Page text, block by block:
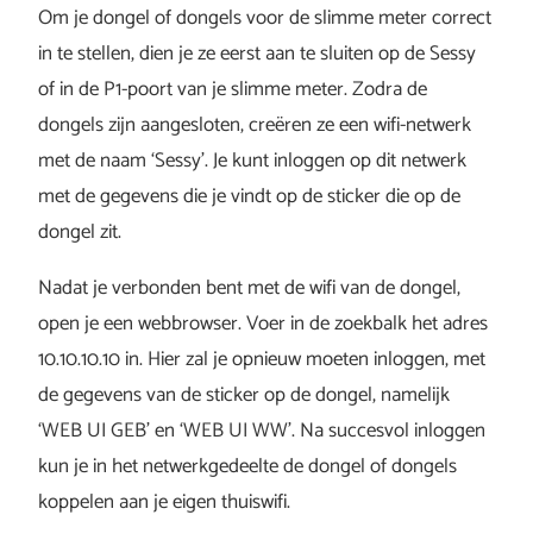
Om je dongel of dongels voor de slimme meter correct
in te stellen, dien je ze eerst aan te sluiten op de Sessy
of in de P1-poort van je slimme meter. Zodra de
dongels zijn aangesloten, creëren ze een wifi-netwerk
met de naam ‘Sessy’. Je kunt inloggen op dit netwerk
met de gegevens die je vindt op de sticker die op de
dongel zit.
Nadat je verbonden bent met de wifi van de dongel,
open je een webbrowser. Voer in de zoekbalk het adres
10.10.10.10 in. Hier zal je opnieuw moeten inloggen, met
de gegevens van de sticker op de dongel, namelijk
‘WEB UI GEB’ en ‘WEB UI WW’. Na succesvol inloggen
kun je in het netwerkgedeelte de dongel of dongels
koppelen aan je eigen thuiswifi.